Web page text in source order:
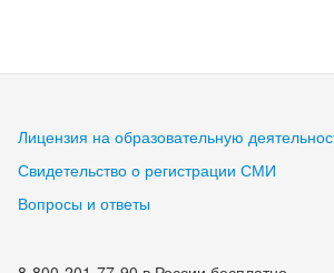
Лицензия на образовательную
Свидетельство о регистрации СМИ
Вопросы и ответы